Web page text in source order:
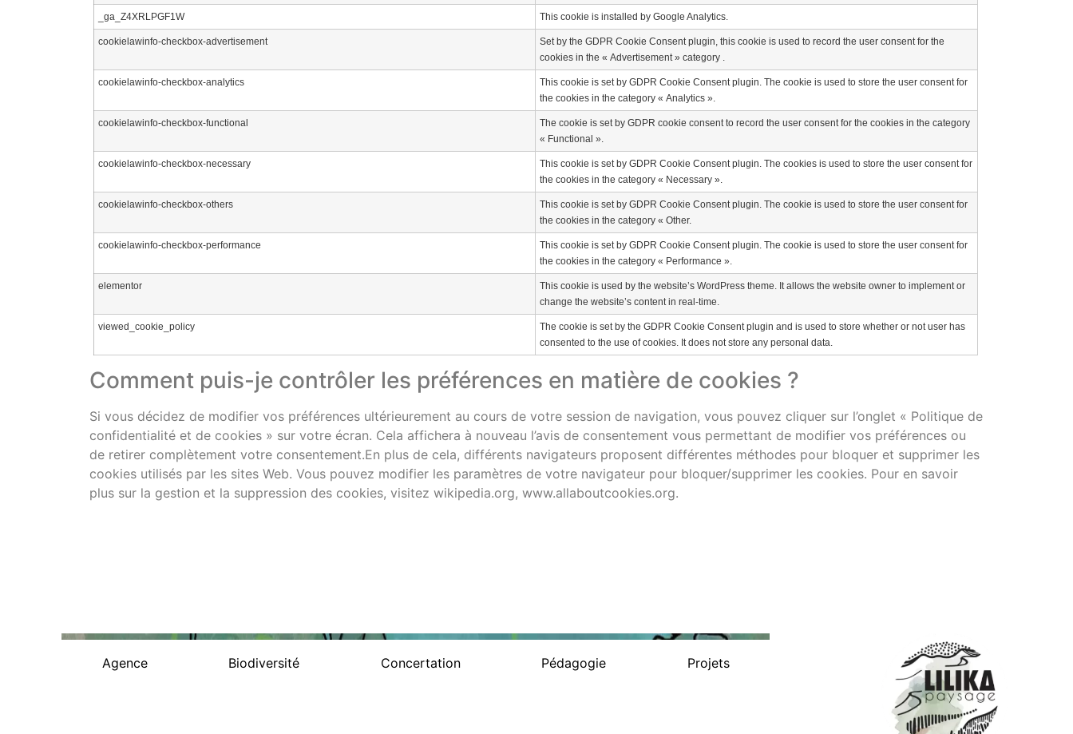
_ga_Z4XRLPGF1W This cookie is installed by Google Analytics.
cookielawinfo-checkbox-advertisement
Set by the GDPR Cookie Consent plugin, this cookie is used to record the user consent for the
cookies in the « Advertisement » category .
cookielawinfo-checkbox-analytics
This cookie is set by GDPR Cookie Consent plugin. The cookie is used to store the user consent for
the cookies in the category « Analytics ».
cookielawinfo-checkbox-functional
The cookie is set by GDPR cookie consent to record the user consent for the cookies in the category
« Functional ».
cookielawinfo-checkbox-necessary
This cookie is set by GDPR Cookie Consent plugin. The cookies is used to store the user consent for
the cookies in the category « Necessary ».
cookielawinfo-checkbox-others
This cookie is set by GDPR Cookie Consent plugin. The cookie is used to store the user consent for
the cookies in the category « Other.
cookielawinfo-checkbox-performance
This cookie is set by GDPR Cookie Consent plugin. The cookie is used to store the user consent for
the cookies in the category « Performance ».
elementor
This cookie is used by the website’s WordPress theme. It allows the website owner to implement or
change the website’s content in real-time.
viewed_cookie_policy
The cookie is set by the GDPR Cookie Consent plugin and is used to store whether or not user has
consented to the use of cookies. It does not store any personal data.
Comment puis-je contrôler les préférences en matière de cookies ?
Si vous décidez de modifier vos préférences ultérieurement au cours de votre session de navigation, vous pouvez cliquer sur l’onglet « Politique de
confidentialité et de cookies » sur votre écran. Cela affichera à nouveau l’avis de consentement vous permettant de modifier vos préférences ou
de retirer complètement votre consentement.En plus de cela, différents navigateurs proposent différentes méthodes pour bloquer et supprimer les
cookies utilisés par les sites Web. Vous pouvez modifier les paramètres de votre navigateur pour bloquer/supprimer les cookies. Pour en savoir
plus sur la gestion et la suppression des cookies, visitez wikipedia.org, www.allaboutcookies.org.
Agence Biodiversité Concertation Pédagogie Projets